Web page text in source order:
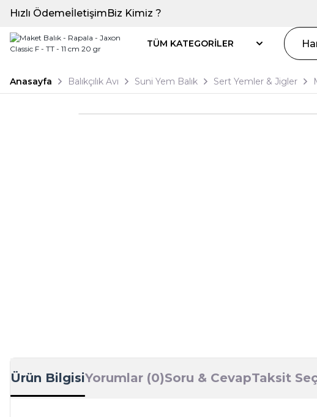
Hızlı ÖdemeİletişimBiz Kimiz ?
TÜM KATEGORİLER
Anasayfa Balıkçılık Avı Suni Yem Balık Sert Yemler & Jigler
Ürün BilgisiYorumlar (0)Soru & CevapTaksit